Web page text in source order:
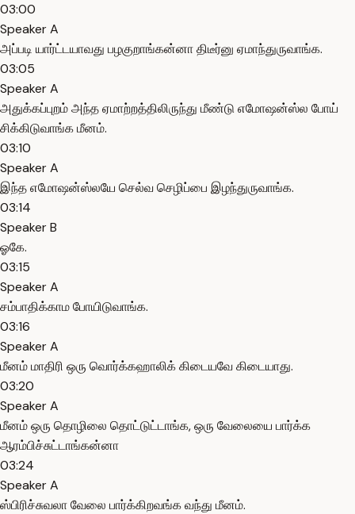
03:00
Speaker A
அப்படி யார்ட்டயாவது பழகுறாங்கன்னா திடீர்னு ஏமாந்துருவாங்க.
03:05
Speaker A
அதுக்கப்புறம் அந்த ஏமாற்றத்திலிருந்து மீண்டு எமோஷன்ஸ்ல போய்
சிக்கிடுவாங்க மீனம்.
03:10
Speaker A
இந்த எமோஷன்ஸ்லயே செல்வ செழிப்பை இழந்துருவாங்க.
03:14
Speaker B
ஓகே.
03:15
Speaker A
சம்பாதிக்காம போயிடுவாங்க.
03:16
Speaker A
மீனம் மாதிரி ஒரு வொர்க்கஹாலிக் கிடையவே கிடையாது.
03:20
Speaker A
மீனம் ஒரு தொழிலை தொட்டுட்டாங்க, ஒரு வேலையை பார்க்க
ஆரம்பிச்சுட்டாங்கன்னா
03:24
Speaker A
ஸ்பிரிச்சுவலா வேலை பார்க்கிறவங்க வந்து மீனம்.